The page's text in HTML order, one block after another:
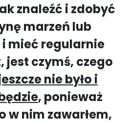
znaleźć i zdobyć
marzeń lub
mieć regularnie
jest czymś, czego
nie było i
, ponieważ
w nim zawarłem,